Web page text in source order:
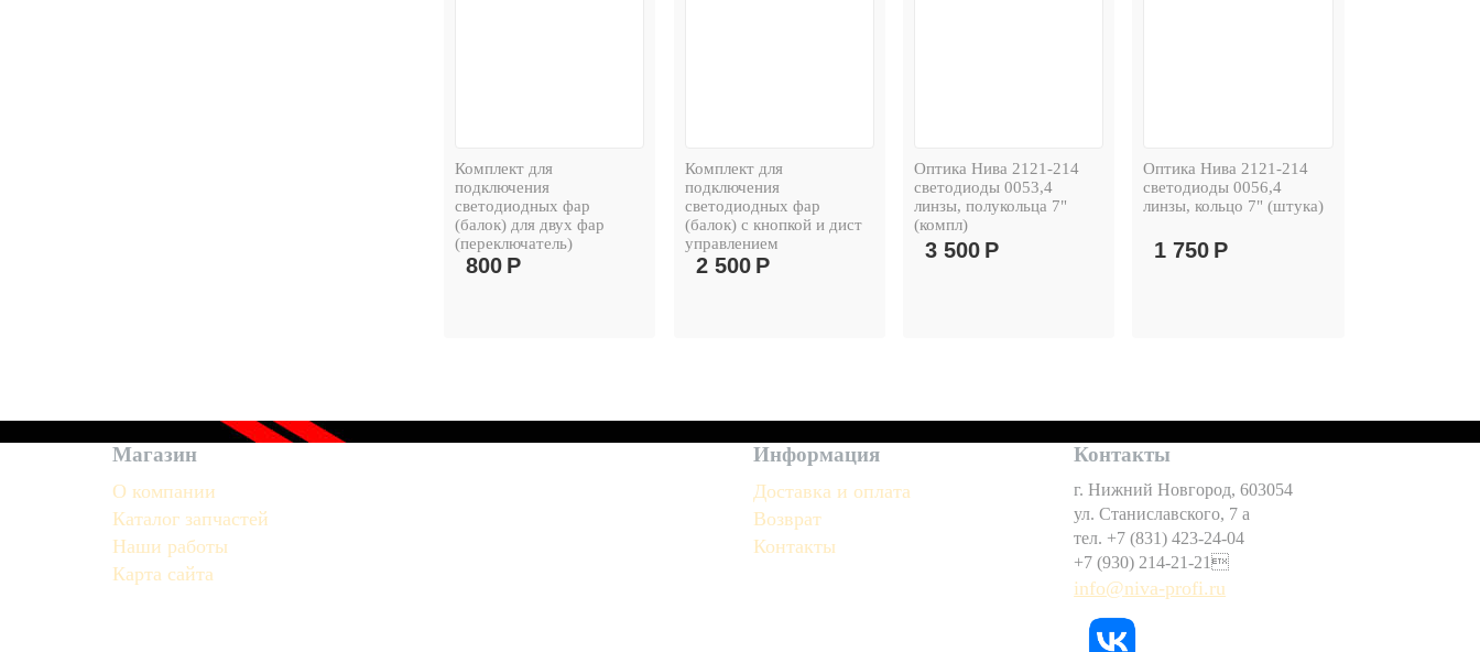
Комплект для
подключения
светодиодных фар
(балок) для двух фар
(переключатель)
800 Р
Комплект для
подключения
светодиодных фар
(балок) с кнопкой и дист
управлением
2 500 Р
Оптика Нива 2121-214
светодиоды 0053,4
линзы, полукольца 7"
(компл)
3 500 Р
Оптика Нива 2121-214
светодиоды 0056,4
линзы, кольцо 7" (штука)
1 750 Р
Магазин
О компании
Каталог запчастей
Наши работы
Карта сайта
Информация
Доставка и оплата
Возврат
Контакты
Контакты
г. Нижний Новгород, 603054
ул. Станиславского, 7 а
тел. +7 (831) 423-24-04
+7 (930) 214-21-21
info@niva-profi.ru